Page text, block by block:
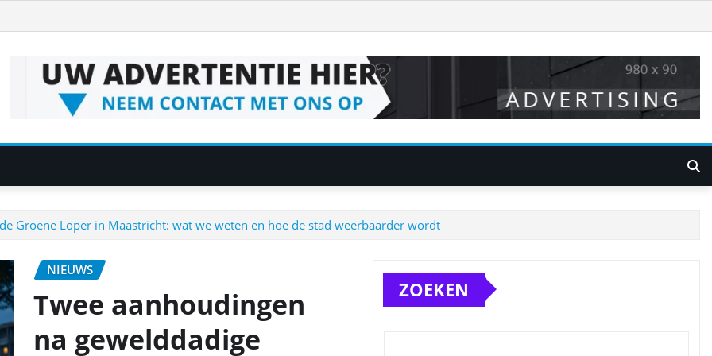
Groene Loper in Maastricht: wat we weten en hoe de stad weerbaarder wordt
NIEUWS
Twee aanhoudingen
na gewelddadige
ZOEKEN